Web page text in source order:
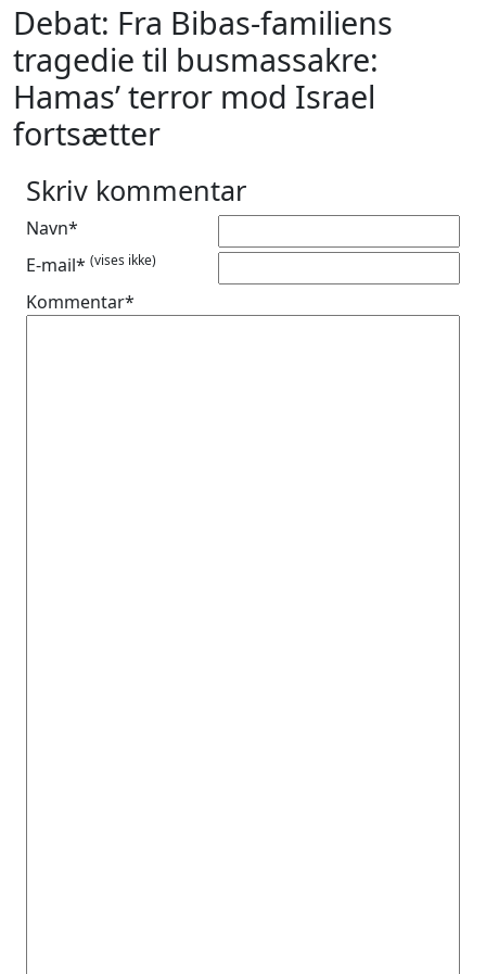
Debat: Fra Bibas-familiens
tragedie til busmassakre:
Hamas’ terror mod Israel
fortsætter
Skriv kommentar
Navn*
E-mail* (vises ikke)
Kommentar*